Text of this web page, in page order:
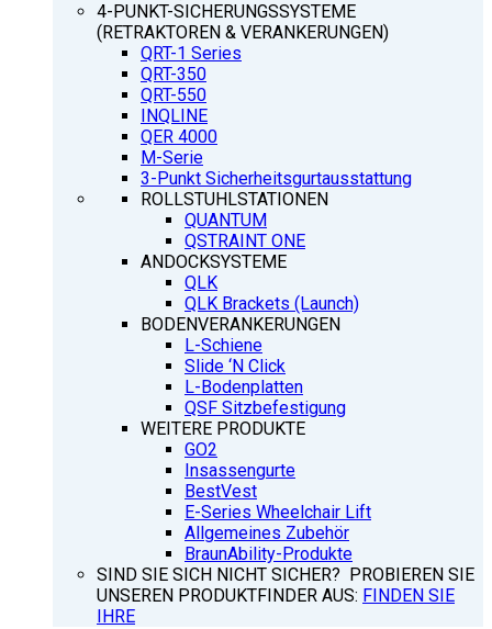
4-PUNKT-SICHERUNGSSYSTEME
(RETRAKTOREN & VERANKERUNGEN)
QRT-1 Series
QRT-350
QRT-550
INQLINE
QER 4000
M-Serie
3-Punkt Sicherheitsgurtausstattung
ROLLSTUHLSTATIONEN
QUANTUM
QSTRAINT ONE
ANDOCKSYSTEME
QLK
QLK Brackets (Launch)
BODENVERANKERUNGEN
L-Schiene
Slide ‘N Click
L-Bodenplatten
QSF Sitzbefestigung
WEITERE PRODUKTE
GO2
Insassengurte
BestVest
E-Series Wheelchair Lift
Allgemeines Zubehör
BraunAbility-Produkte
SIND SIE SICH NICHT SICHER? PROBIEREN SIE
UNSEREN PRODUKTFINDER AUS: FINDEN SIE
IHRE